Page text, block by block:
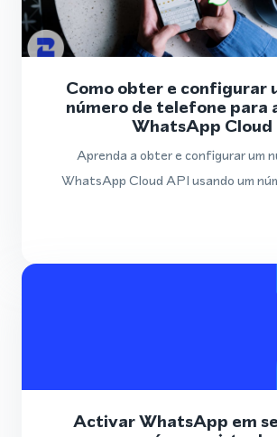
Como obter e configurar
número de telefone para
WhatsApp Cloud
Aprenda a obter e configurar um
WhatsApp Cloud API usando um
Activar WhatsApp em